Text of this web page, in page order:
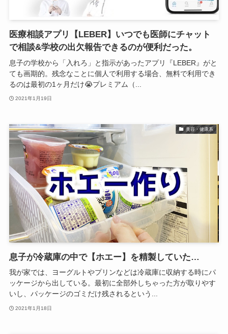
医療相談アプリ【LEBER】いつでも医師にチャット
で相談&学校の出欠報告できるのが便利だった。
息子の学校から「入れろ」と指示があったアプリ『LEBER』がと
ても画期的。残念なことに個人で利用する場合、無料で利用でき
るのは最初の1ヶ月だけ😭プレミアム（...
2021年1月19日
美容・健康系
息子が冷蔵庫の中で【ホエー】を精製していた…
我が家では、ヨーグルトやプリンなどは冷蔵庫に収納する時にパ
ッケージから出している。最初に全部外しちゃった方が取りやす
いし、パッケージのゴミだけ残されるという...
2021年1月18日